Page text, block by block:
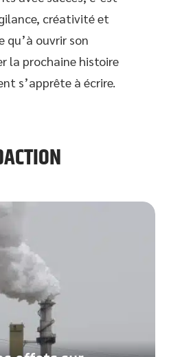
créativité et
qu’à ouvrir son
la prochaine histoire
s’apprête à écrire.